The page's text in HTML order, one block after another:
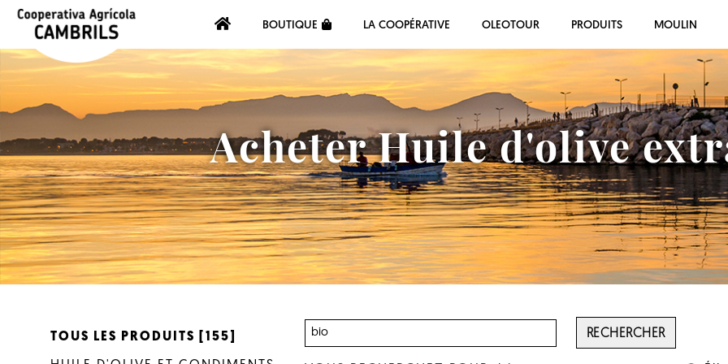
BOUTIQUE LA COOPÉRATIVE OLEOTOUR PRODUITS MOULIN
Acheter Huile d'olive
RECHERCHER
TOUS LES PRODUITS [155]